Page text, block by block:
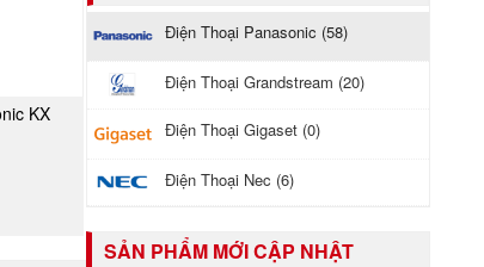
KX
Điện Thoại Panasonic (58)
Điện Thoại Grandstream (20)
Điện Thoại Gigaset (0)
Điện Thoại Nec (6)
SẢN PHẨM MỚI CẬP NHẬT